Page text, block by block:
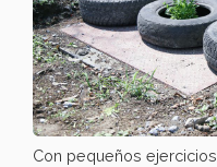
Con pequeños